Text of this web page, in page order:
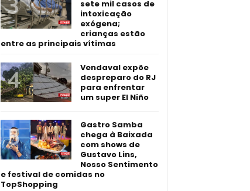
sete mil casos de
intoxicação
exógena;
crianças estão
entre as principais vítimas
Vendaval expõe
despreparo do RJ
para enfrentar
um super El Niño
Gastro Samba
chega à Baixada
com shows de
Gustavo Lins,
Nosso Sentimento
e festival de comidas no
TopShopping